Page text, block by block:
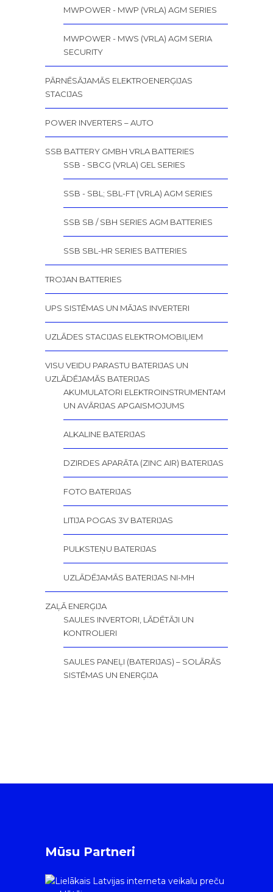
MWPOWER - MWP (VRLA) AGM SERIES
MWPOWER - MWS (VRLA) AGM SERIA
SECURITY
PĀRNĒSĀJAMĀS ELEKTROENERĢIJAS
STACIJAS
POWER INVERTERS – AUTO
SSB BATTERY GMBH VRLA BATTERIES
SSB - SBCG (VRLA) GEL SERIES
SSB - SBL; SBL-FT (VRLA) AGM SERIES
SSB SB / SBH SERIES AGM BATTERIES
SSB SBL-HR SERIES BATTERIES
TROJAN BATTERIES
UPS SISTĒMAS UN MĀJAS INVERTERI
UZLĀDES STACIJAS ELEKTROMOBIĻIEM
VISU VEIDU PARASTU BATERIJAS UN
UZLĀDĒJAMĀS BATERIJAS
AKUMULATORI ELEKTROINSTRUMENTAM
UN AVĀRIJAS APGAISMOJUMS
ALKALINE BATERIJAS
DZIRDES APARĀTA (ZINC AIR) BATERIJAS
FOTO BATERIJAS
LITIJA POGAS 3V BATERIJAS
PULKSTEŅU BATERIJAS
UZLĀDĒJAMĀS BATERIJAS NI-MH
ZAĻĀ ENERĢIJA
SAULES INVERTORI, LĀDĒTĀJI UN
KONTROLIERI
SAULES PANEĻI (BATERIJAS) – SOLĀRĀS
SISTĒMAS UN ENERĢIJA
Mūsu Partneri